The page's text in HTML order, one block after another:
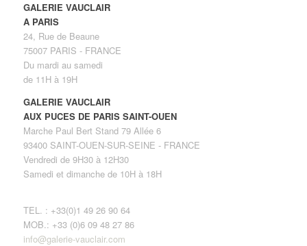
GALERIE VAUCLAIR
A PARIS
24, Rue de Beaune
75007 PARIS - FRANCE
Du mardi au samedi
de 11H à 19H
GALERIE VAUCLAIR
AUX PUCES DE PARIS SAINT-OUEN
Marche Paul Bert Stand 79 Allée 6
93400 SAINT-OUEN-SUR-SEINE - FRANCE
Vendredi de 9H30 à 12H30
Samedi et dimanche de 10H à 18H
TEL. : +33(0)1 49 26 90 64
MOB.: +33 (0)6 09 48 27 86
info@galerie-vauclair.com